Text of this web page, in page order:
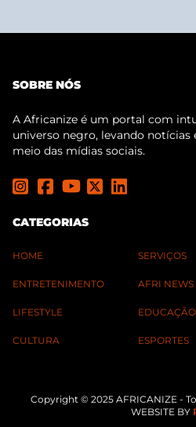
SOBRE NÓS
A Africanize é um portal com
universo negro, levando
meio das mídias sociais.
CATEGORIAS
HOME
ENTRETENIMENTO
LIFESTYLE
CULTURA
SERVIÇOS
AFRI NEWS
EDUCAÇÃO
ESPORTES
Copyright © 2025 AFRICANIZE -
WEBSITE BY